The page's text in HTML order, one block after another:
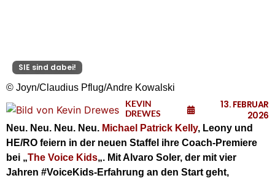
SIE sind dabei!
© Joyn/Claudius Pflug/Andre Kowalski
KEVIN
DREWES
13. FEBRUAR
2026
Neu. Neu. Neu. Neu. Michael Patrick Kelly, Leony und
HE/RO feiern in der neuen Staffel ihre Coach-Premiere
bei „The Voice Kids„. Mit Alvaro Soler, der mit vier
Jahren #VoiceKids-Erfahrung an den Start geht,